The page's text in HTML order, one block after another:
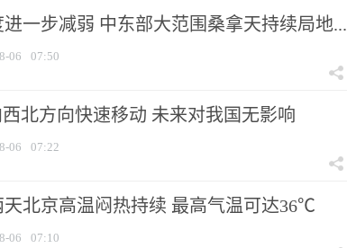
一步减弱 中东部大范围桑拿天持续局地...
06 07:50
西北方向快速移动 未来对我国无影响
06 07:22
天北京高温闷热持续 最高气温可达36℃
06 07:10